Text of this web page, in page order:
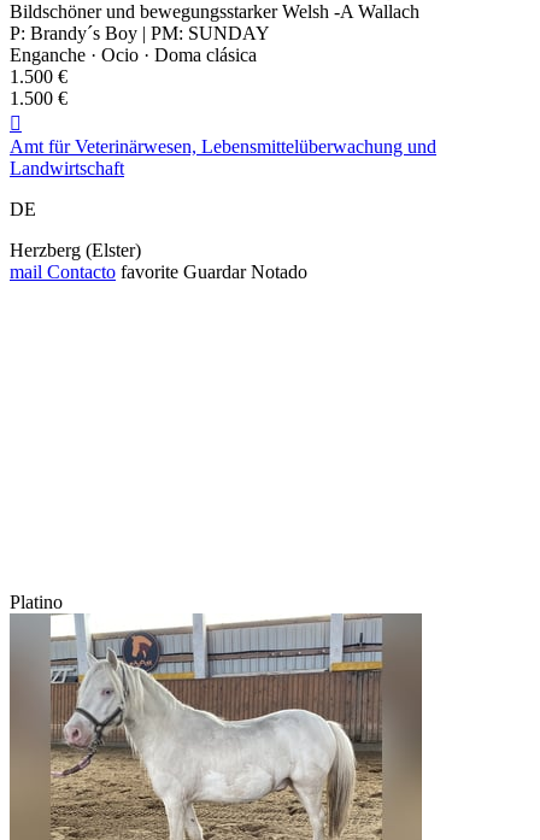
Bildschöner und bewegungsstarker Welsh -A Wallach
P: Brandy´s Boy | PM: SUNDAY
Enganche · Ocio · Doma clásica
1.500 €
1.500 €

Amt für Veterinärwesen, Lebensmittelüberwachung und
Landwirtschaft
DE
Herzberg (Elster)
mail Contacto favorite Guardar Notado
Platino